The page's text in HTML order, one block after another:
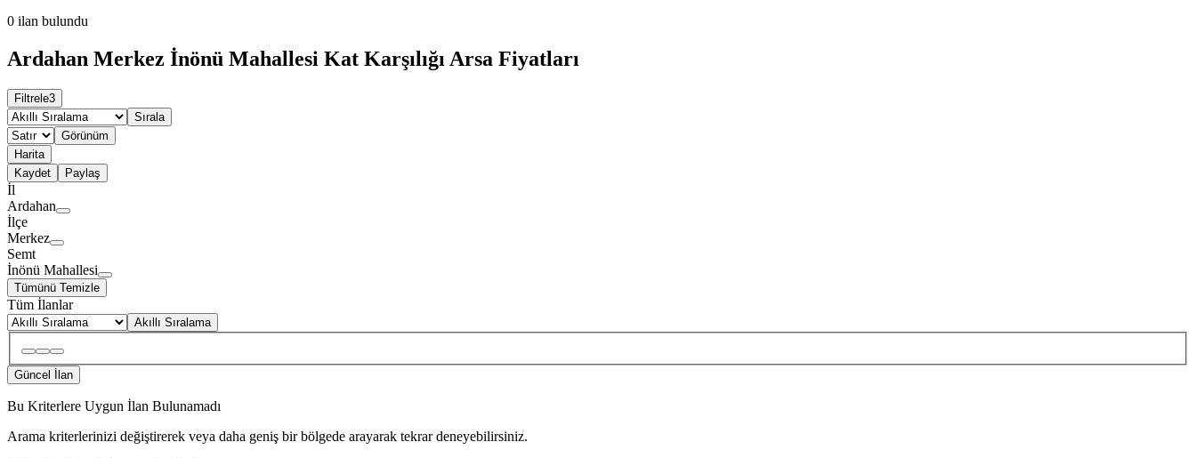
0 ilan bulundu
Ardahan Merkez İnönü Mahallesi Kat Karşılığı Arsa Fiyatları
Filtrele3
Sırala
Görünüm
Harita
Kaydet
Paylaş
İl
Ardahan
İlçe
Merkez
Semt
İnönü Mahallesi
Tümünü Temizle
Tüm İlanlar
Akıllı Sıralama
Güncel İlan
Bu Kriterlere Uygun İlan Bulunamadı
Arama kriterlerinizi değiştirerek veya daha geniş bir bölgede arayarak tekrar deneyebilirsiniz.